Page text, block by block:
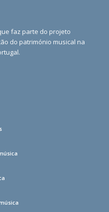
faz parte do projeto
do património musical na